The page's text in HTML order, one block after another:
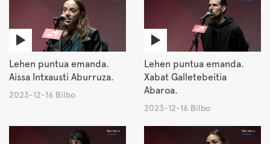
Lehen puntua emanda.
Aissa Intxausti Aburruza.
2023-12-16 Bilbo
Lehen puntua emanda.
Xabat Galletebeitia
Abaroa.
2023-12-16 Bilbo